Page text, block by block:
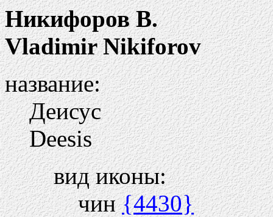
Никифоров В.
Vladimir Nikiforov
название:
Деисус
Deesis
вид иконы:
чин{4430}